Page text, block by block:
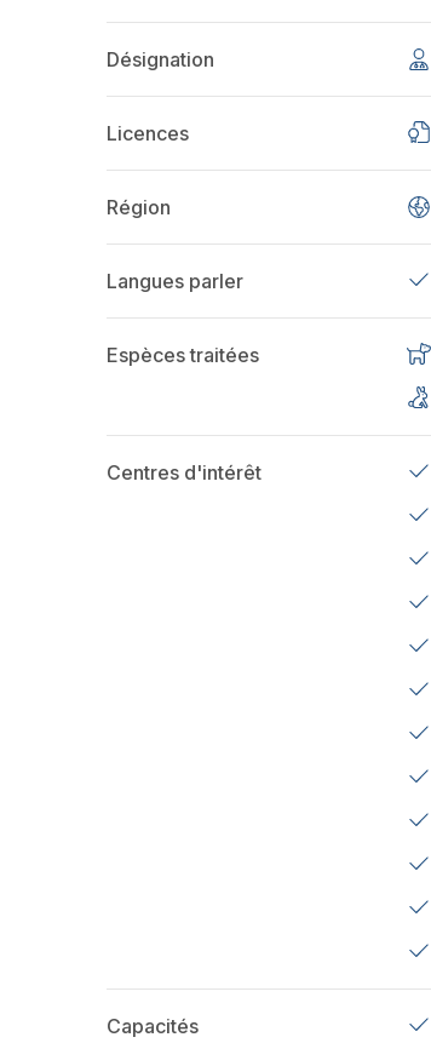
Désignation
Licences
Région
Langues parler
Espèces traitées
Centres d'intérêt
Capacités